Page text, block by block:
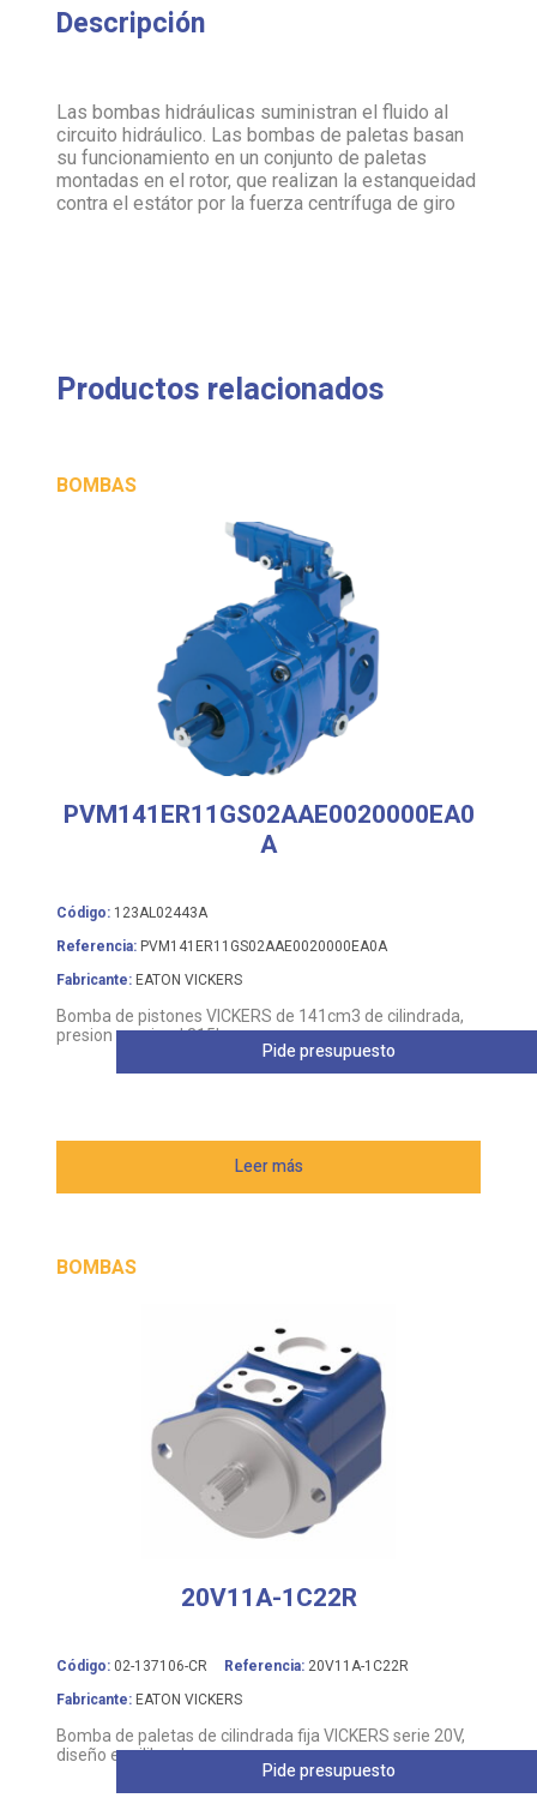
Descripción
Las bombas hidráulicas suministran el fluido al
circuito hidráulico. Las bombas de paletas basan
su funcionamiento en un conjunto de paletas
montadas en el rotor, que realizan la estanqueidad
contra el estátor por la fuerza centrífuga de giro
Productos relacionados
BOMBAS
PVM141ER11GS02AAE0020000EA0
A
Código: 123AL02443A
Referencia: PVM141ER11GS02AAE0020000EA0A
Fabricante: EATON VICKERS
Bomba de pistones VICKERS de 141cm3 de cilindrada,
presion nomimal 315bar
Leer más
Pide presupuesto
BOMBAS
20V11A-1C22R
Código: 02-137106-CR Referencia: 20V11A-1C22R
Fabricante: EATON VICKERS
Bomba de paletas de cilindrada fija VICKERS serie 20V,
diseño equilibrado
Pide presupuesto